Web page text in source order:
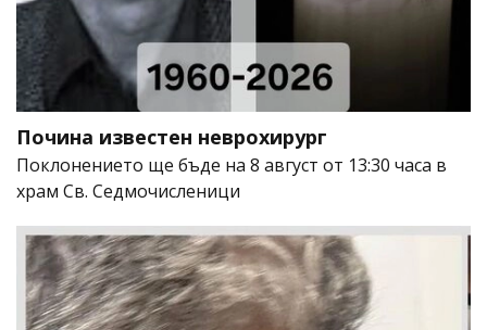
Почина известен неврохирург
Поклонението ще бъде на 8 август от 13:30 часа в
храм Св. Седмочисленици